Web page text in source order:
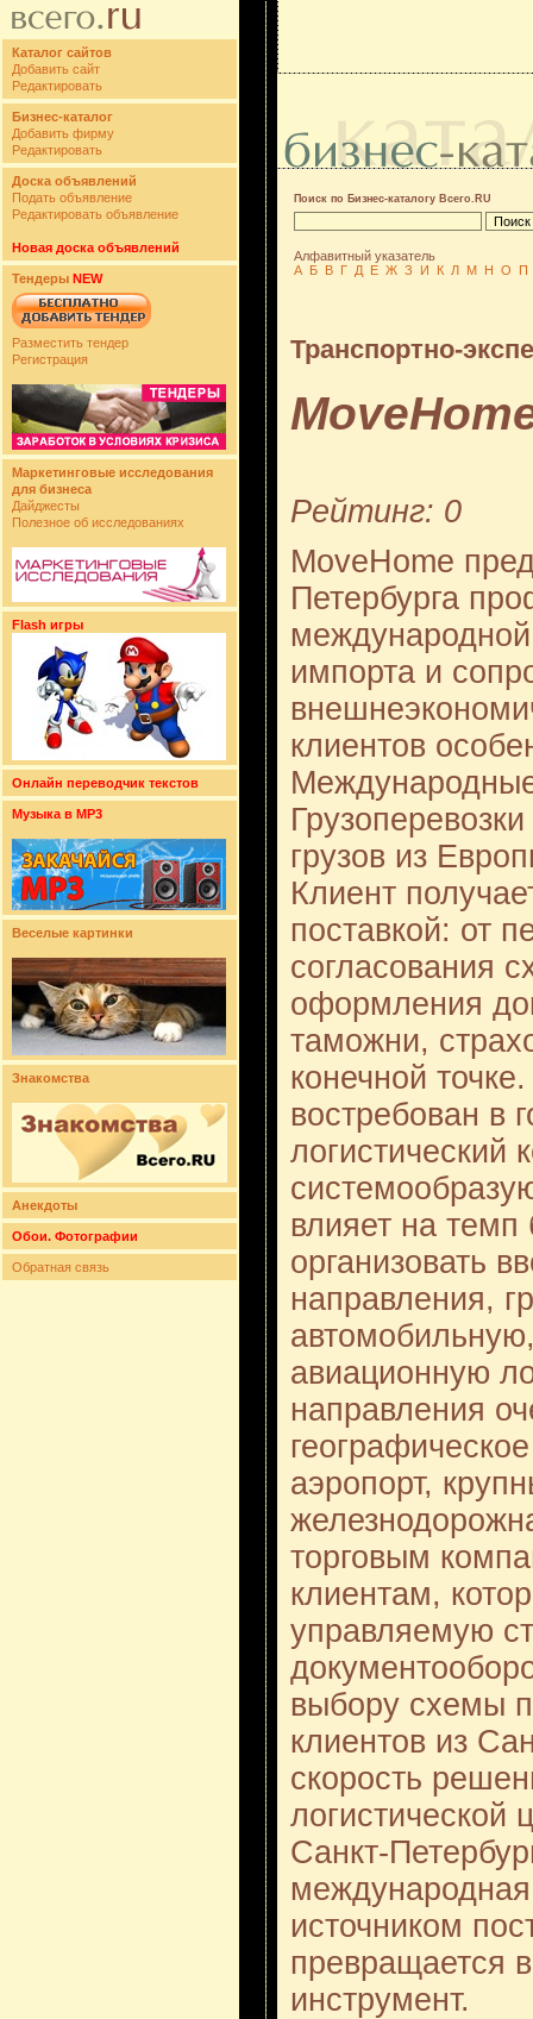
Каталог сайтов
Добавить сайт
Редактировать
Бизнес-каталог
Добавить фирму
Редактировать
Доска объявлений
Подать объявление
Редактировать объявление
Новая доска объявлений
Тендеры NEW
Разместить тендер
Регистрация
Маркетинговые исследования
для бизнеса
Дайджесты
Полезное об исследованиях
Flash игры
Онлайн переводчик текстов
Музыка в MP3
Веселые картинки
Знакомства
Анекдоты
Обои. Фотографии
Обратная связь
Поиск по Бизнес-каталогу Всего.RU
Алфавитный указатель
А Б В Г Д Е Ж З И К Л М Н О П
Транспортно-
Рейтинг: 0
MoveHome
Петербурга
международной
импорта и
клиентов
грузов из
Клиент
поставкой: от
согласования
оформления
таможни,
конечной
востребован в
логистический
влияет на
организовать
направления,
авиационную
направления
аэропорт,
торговым
клиентам,
управляемую
выбору схемы
клиентов из
скорость
логистической
Санкт-
международная
источником
превращается
инструмент.